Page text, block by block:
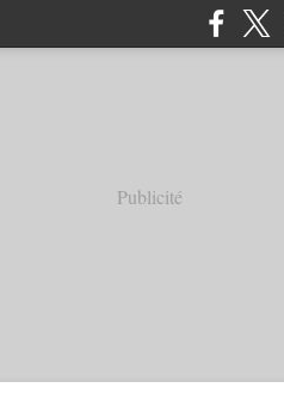
Publicité